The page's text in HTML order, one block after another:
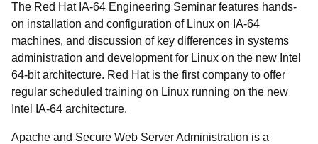
The Red Hat IA-64 Engineering Seminar features hands-
on installation and configuration of Linux on IA-64
machines, and discussion of key differences in systems
administration and development for Linux on the new Intel
64-bit architecture. Red Hat is the first company to offer
regular scheduled training on Linux running on the new
Intel IA-64 architecture.
Apache and Secure Web Server Administration is a